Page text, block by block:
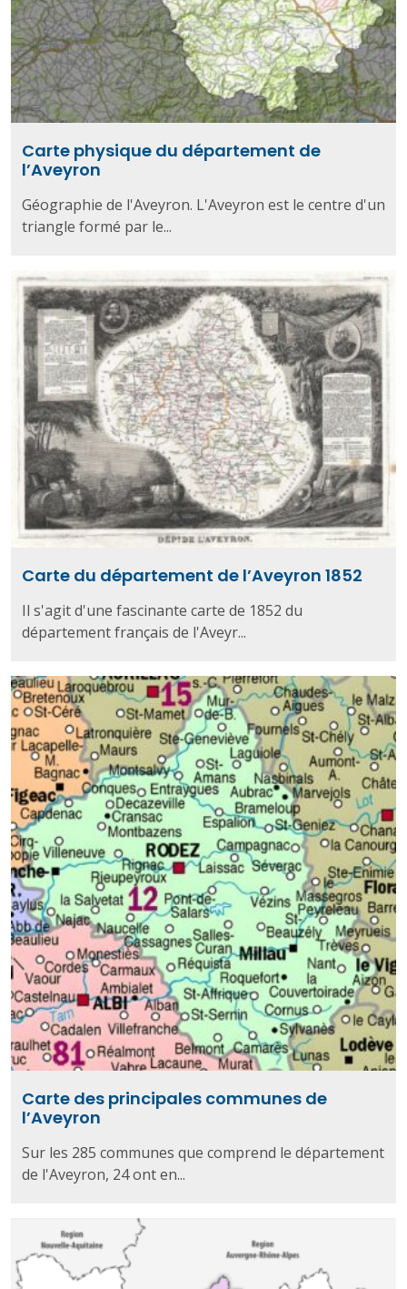
Carte physique du département de
l’Aveyron
Géographie de l'Aveyron. L'Aveyron est le centre d'un
triangle formé par le...
Carte du département de l’Aveyron 1852
Il s'agit d'une fascinante carte de 1852 du
département français de l'Aveyr...
Carte des principales communes de
l’Aveyron
Sur les 285 communes que comprend le département
de l'Aveyron, 24 ont en...